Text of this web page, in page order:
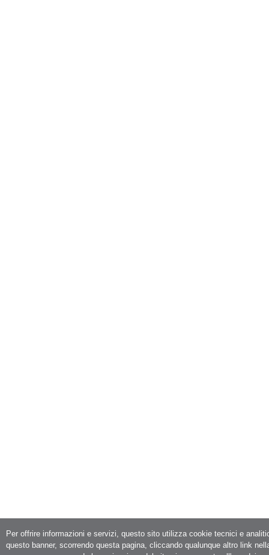
Per offrire informazioni e servizi, questo sito utilizza cookie tecnici e
questo banner, scorrendo questa pagina, cliccando qualunque altro link